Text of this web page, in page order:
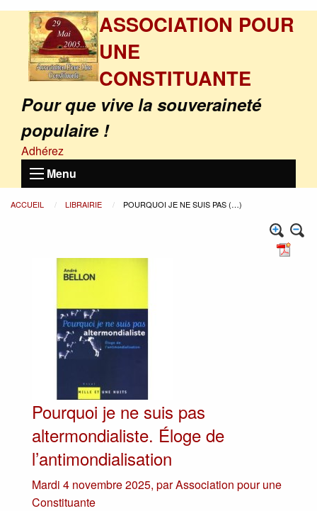
ASSOCIATION POUR
UNE
CONSTITUANTE
Pour que vive la souveraineté
populaire !
Adhérez
Menu
ACCUEIL LIBRAIRIE POURQUOI JE NE SUIS PAS (…)
Pourquoi je ne suis pas
altermondialiste. Éloge de
l’antimondialisation
Mardi 4 novembre 2025, parAssociation pour une
Constituante